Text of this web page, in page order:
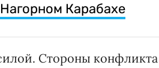
Карабахе
Стороны конфликта